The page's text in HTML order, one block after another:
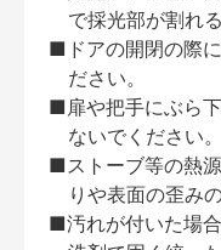
で採光部が割れ
■ドアの開閉の際
ださい。
■扉や把手にぶら
ないでください。
■ストーブ等の熱
りや表面の歪み
■汚れが付いた場